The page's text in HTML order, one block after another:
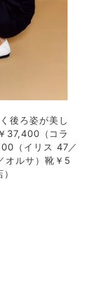
後ろ姿が美し
37,400（コラ
（イリス 47／
オルサ）靴￥5